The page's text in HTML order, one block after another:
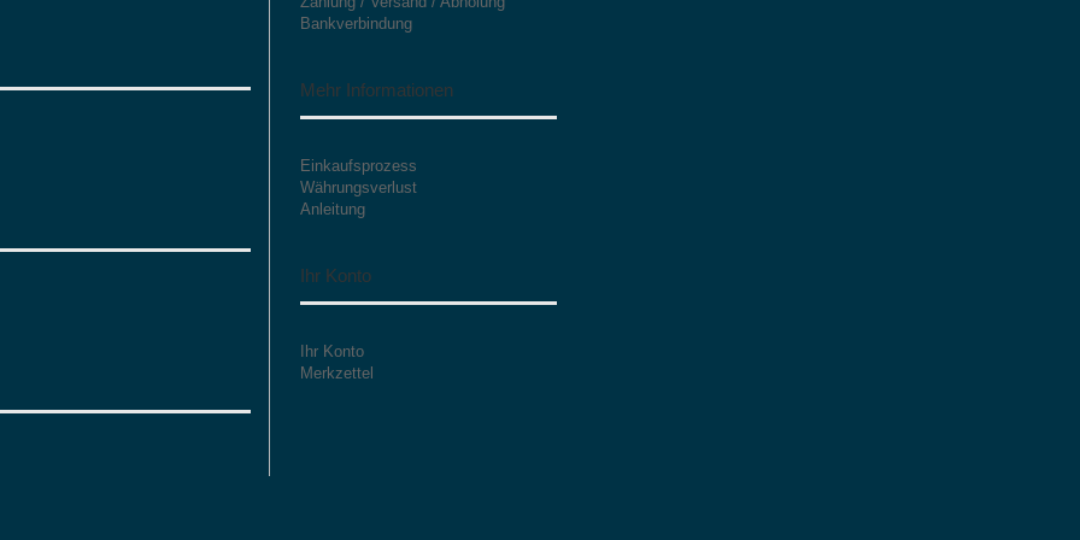
Bankverbindung
Mehr Informationen
Einkaufsprozess
Währungsverlust
Anleitung
Ihr Konto
Ihr Konto
Merkzettel